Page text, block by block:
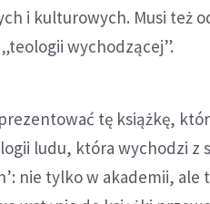
i kulturowych. Musi też
wychodzącej”.
tę książkę,
ludu, która wychodzi z
nie tylko w akademii, ale